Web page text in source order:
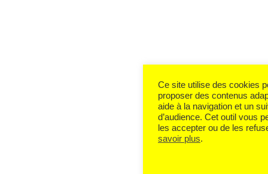
Ce site utilise des cookies
proposer des contenus
aide à la navigation et un
d’audience. Cet outil vous
les accepter ou de les
savoir plus.